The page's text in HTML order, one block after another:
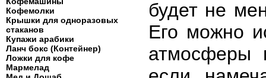
Кофемолки
Крышки для одноразовых
стаканов
Купажи арабики
Ланч бокс (Контейнер)
Ложки для кофе
Мармелад
будет не
Его можно
атмосферы